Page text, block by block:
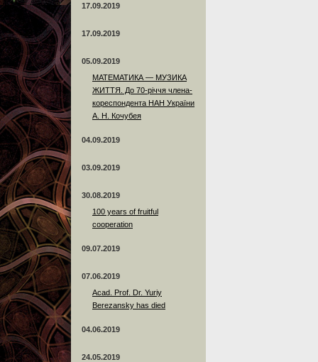
17.09.2019
17.09.2019
05.09.2019
МАТЕМАТИКА — МУЗИКА
ЖИТТЯ. До 70-річчя члена-
кореспондента НАН України
А. Н. Кочубея
04.09.2019
03.09.2019
30.08.2019
100 years of fruitful
cooperation
09.07.2019
07.06.2019
Acad. Prof. Dr. Yuriy
Berezansky has died
04.06.2019
24.05.2019